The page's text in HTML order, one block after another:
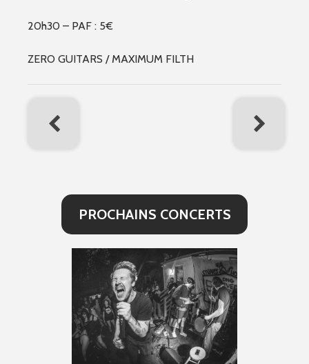
20h30 – PAF : 5€
ZERO GUITARS / MAXIMUM FILTH
PROCHAINS CONCERTS